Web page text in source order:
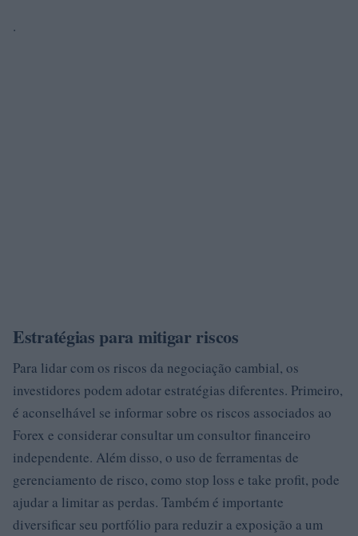
.
Estratégias para mitigar riscos
Para lidar com os riscos da negociação cambial, os
investidores podem adotar estratégias diferentes. Primeiro,
é aconselhável se informar sobre os riscos associados ao
Forex e considerar consultar um consultor financeiro
independente. Além disso, o uso de ferramentas de
gerenciamento de risco, como stop loss e take profit, pode
ajudar a limitar as perdas. Também é importante
diversificar seu portfólio para reduzir a exposição a um